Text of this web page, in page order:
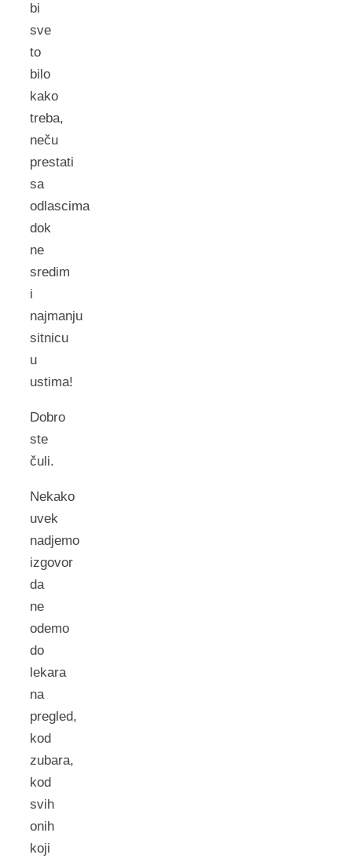
bi
sve
to
bilo
kako
treba,
neču
prestati
sa
odlascima
dok
ne
sredim
i
najmanju
sitnicu
u
ustima!
Dobro
ste
čuli.
Nekako
uvek
nadjemo
izgovor
da
ne
odemo
do
lekara
na
pregled,
kod
zubara,
kod
svih
onih
koji